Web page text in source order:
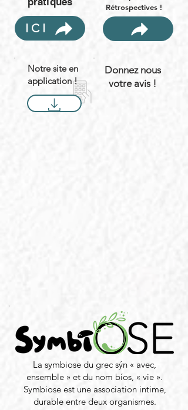
ICI
Rétrospectives !
Notre site en
application !
Donnez nous
votre avis !
La symbiose du grec sýn « avec,
ensemble » et du nom bíos, « vie ».
Symbiose est une association intime,
durable entre deux organismes.